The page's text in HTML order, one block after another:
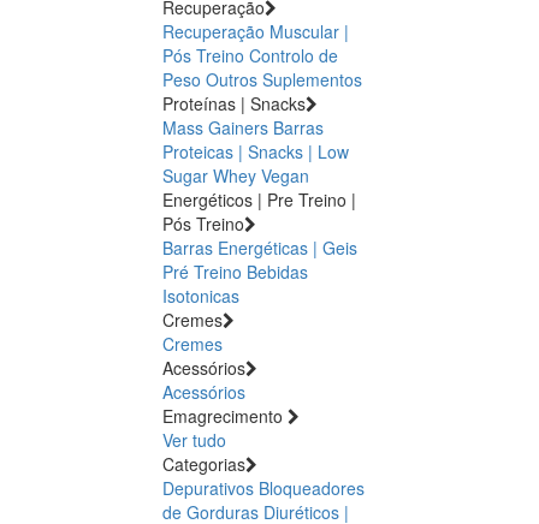
Recuperação
Recuperação Muscular |
Pós Treino Controlo de
Peso Outros Suplementos
Proteínas | Snacks
Mass Gainers Barras
Proteicas | Snacks | Low
Sugar Whey Vegan
Energéticos | Pre Treino |
Pós Treino
Barras Energéticas | Geis
Pré Treino Bebidas
Isotonicas
Cremes
Cremes
Acessórios
Acessórios
Emagrecimento
Ver tudo
Categorias
Depurativos Bloqueadores
de Gorduras Diuréticos |